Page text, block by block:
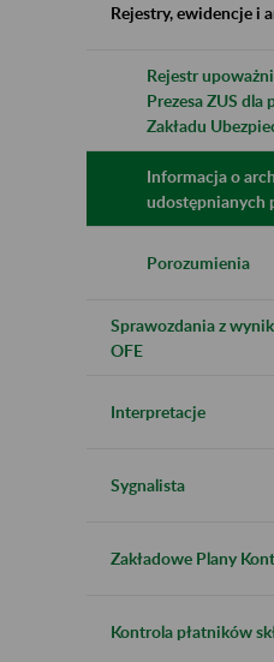
Rejestry, ewidencje i
Rejestr
Prezesa ZUS
Zakładu
Informacja o
udostępnianych
Porozumienia
Sprawozdania z
OFE
Interpretacje
Sygnalista
Zakładowe Plany Kont
Kontrola płatników